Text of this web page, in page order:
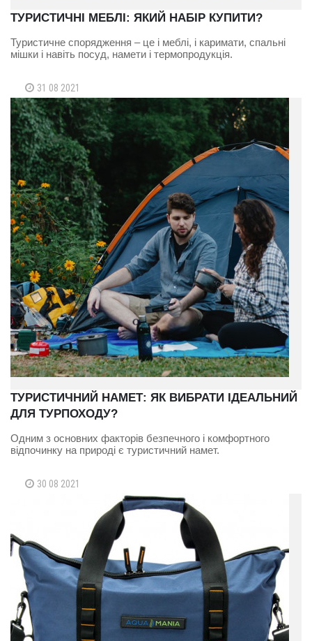
ТУРИСТИЧНІ МЕБЛІ: ЯКИЙ НАБІР КУПИТИ?
Туристичне спорядження – це і меблі, і каримати, спальні
мішки і навіть посуд, намети і термопродукція.
31 08 2021
ТУРИСТИЧНИЙ НАМЕТ: ЯК ВИБРАТИ ІДЕАЛЬНИЙ
ДЛЯ ТУРПОХОДУ?
Одним з основних факторів безпечного і комфортного
відпочинку на природі є туристичний намет.
30 08 2021